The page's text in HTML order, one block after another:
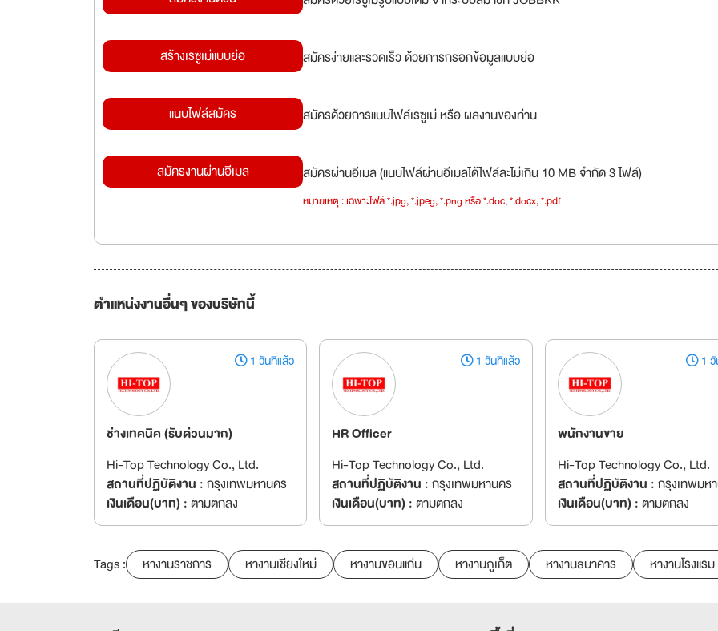
สร้างเรซูเม่แบบย่อ สมัครง่ายและรวดเร็ว ด้วยการกรอกข้อมูลแบบย่อ
แนบไฟล์สมัคร สมัครด้วยการแนบไฟล์เรซูเม่ หรือ ผลงานของท่าน
สมัครงานผ่านอีเมล สมัครผ่านอีเมล (แนบไฟล์ผ่านอีเมลได้ไฟล์ละไม่เกิน 10 MB จำกัด 3 ไฟล์)
หมายเหตุ : เฉพาะไฟล์ *.jpg, *.jpeg, *.png หรือ *.doc, *.docx, *.pdf
ตำแหน่งงานอื่นๆ ของบริษัทนี้
1 วันที่แล้ว
ช่างเทคนิค (รับด่วนมาก)
Hi-Top Technology Co., Ltd.
สถานที่ปฏิบัติงาน :กรุงเทพมหานคร
เงินเดือน(บาท) :ตามตกลง
1 วันที่แล้ว
HR Officer
Hi-Top Technology Co., Ltd.
สถานที่ปฏิบัติงาน :กรุงเทพมหานคร
เงินเดือน(บาท) :ตามตกลง
1 วั
พนักงานขาย
Hi-Top Technology Co., Ltd.
สถานที่ปฏิบัติงาน :กรุงเทพมห
เงินเดือน(บาท) :ตามตกลง
Tags : หางานราชการ หางานเชียงใหม่ หางานขอนแก่น หางานภูเก็ต หางานธนาคาร หางานโรงแรม